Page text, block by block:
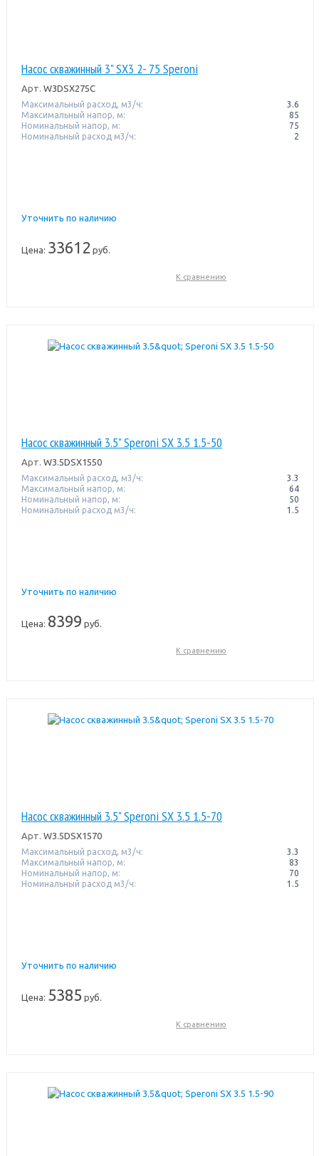
Насос скважинный 3" SX3 2- 75 Speroni
Арт. W3DSX275C
Максимальный расход, м3/ч:
3.6
Максимальный напор, м:
85
Номинальный напор, м:
75
Номинальный расход м3/ч:
2
Уточнить по наличию
Цена: 33612 руб.
К сравнению
Насос скважинный 3.5" Speroni SX 3.5 1.5-50
Арт. W3.5DSX1550
Максимальный расход, м3/ч:
3.3
Максимальный напор, м:
64
Номинальный напор, м:
50
Номинальный расход м3/ч:
1.5
Уточнить по наличию
Цена: 8399 руб.
К сравнению
Насос скважинный 3.5" Speroni SX 3.5 1.5-70
Арт. W3.5DSX1570
Максимальный расход, м3/ч:
3.3
Максимальный напор, м:
83
Номинальный напор, м:
70
Номинальный расход м3/ч:
1.5
Уточнить по наличию
Цена: 5385 руб.
К сравнению